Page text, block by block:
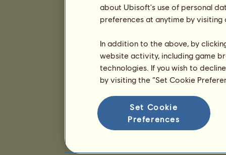
about Ubisoft's use of personal
preferences at anytime by
In addition to the above, by
website activity, including game
technologies. If you wish to
by visiting the “Set Cookie
Set Cookie
Preferences